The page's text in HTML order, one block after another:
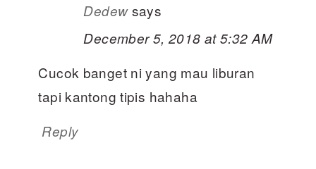
Dedew says
December 5, 2018 at 5:32 AM
Cucok banget ni yang mau liburan
tapi kantong tipis hahaha
Reply